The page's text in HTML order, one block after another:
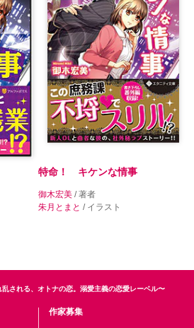
特命！ キケンな情事
御木宏美 / 著者
朱月とまと / イラスト
乱される、オトナの恋。溺愛主義の恋愛レーベル〜
作家募集